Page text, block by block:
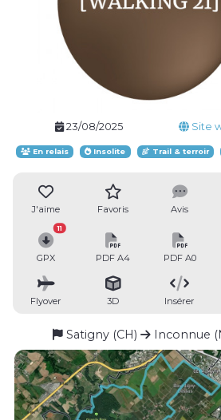
23/08/2025 Site
En relais Insolite Trail & terroir
J'aime Favoris Avis
GPX
11
PDF A4 PDF A0
Flyover 3D Insérer
Satigny (CH) Inconnue